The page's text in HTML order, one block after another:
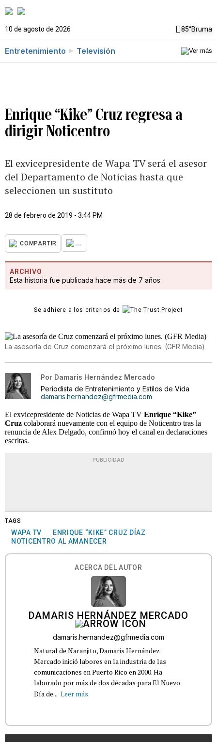
10 de agosto de 2026 85°Bruma
Entretenimiento Televisión
Enrique “Kike” Cruz regresa a
dirigir Noticentro
El exvicepresidente de Wapa TV será el asesor
del Departamento de Noticias hasta que
seleccionen un sustituto
28 de febrero de 2019 - 3:44 PM
COMPARTIR ...
ARCHIVO
Esta historia fue publicada hace más de 7 años.
Se adhiere a los criterios de
La asesoría de Cruz comenzará el próximo lunes. (GFR Media)
Por Damaris Hernández Mercado
Periodista de Entretenimiento y Estilos de Vida
damaris.hernandez@gfrmedia.com
El exvicepresidente de Noticias de Wapa TV Enrique “Kike”
Cruz colaborará nuevamente con el equipo de Noticentro tras la
renuncia de Alex Delgado, confirmó hoy el canal en declaraciones
escritas.
PUBLICIDAD
TAGS
WAPA TV
ENRIQUE “KIKE” CRUZ DÍAZ
NOTICENTRO AL AMANECER
ACERCA DEL AUTOR
DAMARIS HERNÁNDEZ MERCADO
damaris.hernandez@gfrmedia.com
Natural de Naranjito, Damaris Hernández
Mercado inició labores en la industria de las
comunicaciones en Puerto Rico en 2000. Ha
laborado por más de dos décadas para El Nuevo
Día de... Leer más